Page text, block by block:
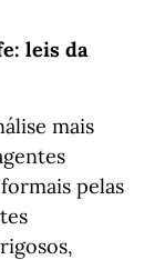
leis da
mais
pelas